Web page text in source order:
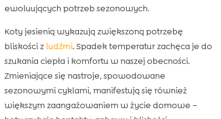
ewoluujących potrzeb sezonowych.
Koty jesienią wykazują zwiększoną potrzebę
bliskości z ludźmi. Spadek temperatur zachęca je do
szukania ciepła i komfortu w naszej obecności.
Zmieniające się nastroje, spowodowane
sezonowymi cyklami, manifestują się również
większym zaangażowaniem w życie domowe –